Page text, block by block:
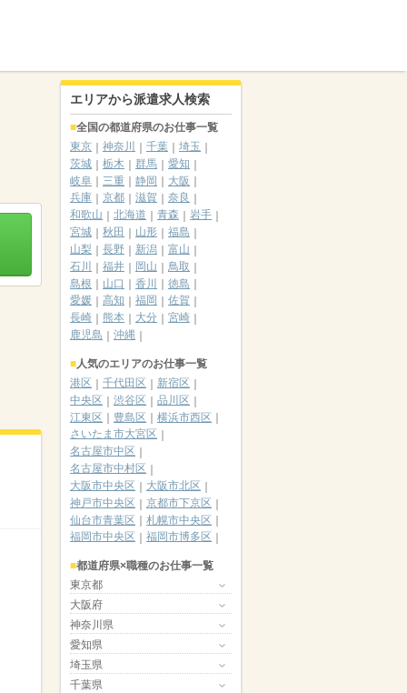
エリアから派遣求人検索
全国の都道府県のお仕事一覧
東京
神奈川 千葉
埼玉
茨城
栃木 群馬
愛知
岐阜
三重 静岡
大阪
兵庫
京都 滋賀
奈良
和歌山
北海道 青森
岩手
宮城
秋田 山形
福島
山梨
長野 新潟
富山
石川
福井 岡山
鳥取
島根
山口 香川
徳島
愛媛
高知 福岡
佐賀
長崎
熊本 大分
宮崎
鹿児島
沖縄
人気のエリアのお仕事一覧
港区
千代田区
新宿区
中央区
渋谷区
品川区
江東区
豊島区
横浜市西区
さいたま市大宮区
名古屋市中区
名古屋市中村区
大阪市中央区
大阪市北区
神戸市中央区
京都市下京区
仙台市青葉区
札幌市中央区
福岡市中央区
福岡市博多区
都道府県×職種のお仕事一覧
東京都
大阪府
神奈川県
愛知県
埼玉県
千葉県